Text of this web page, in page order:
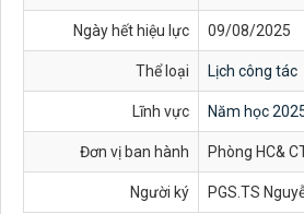
Ngày hết hiệu lực 09/08/2025
Thể loại Lịch công tác
Lĩnh vực Năm học
Đơn vị ban hành Phòng HC&
Người ký PGS.TS